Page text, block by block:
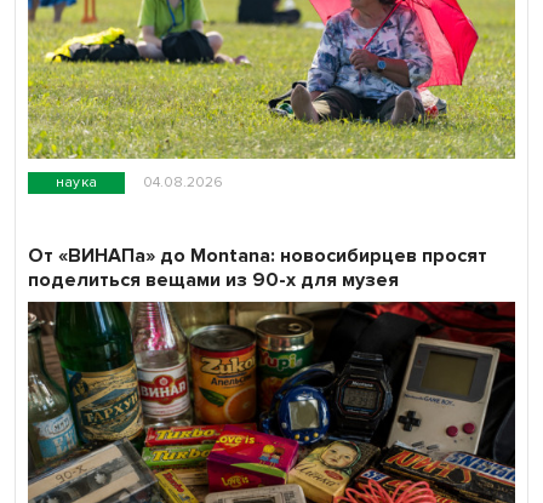
наука 04.08.2026
От «ВИНАПа» до Montana: новосибирцев просят
поделиться вещами из 90-х для музея